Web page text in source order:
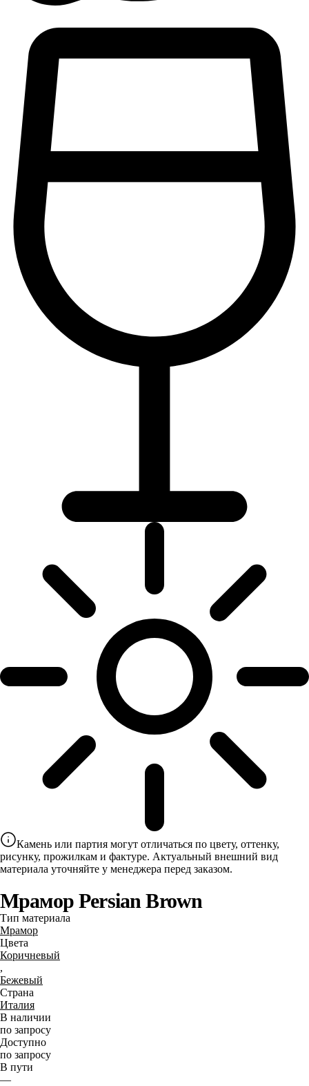
Камень или партия могут отличаться по цвету, оттенку,
рисунку, прожилкам и фактуре. Актуальный внешний вид
материала уточняйте у менеджера перед заказом.
Мрамор Persian Brown
Тип материала
Мрамор
Цвета
Коричневый
,
Бежевый
Страна
Италия
В наличии
по запросу
Доступно
по запросу
В пути
—